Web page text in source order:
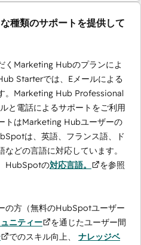
種類のサポートを提供して
くMarketing Hubのプランによ
Starterでは、Eメールによる
。Marketing Hub Professional
と電話によるサポートをご利用
トはMarketing Hubユーザーの
は、英語、フランス語、ド
どの言語に対応しています。
HubSpotの対応言語。
を参照
の方（無料のHubSpotユーザー
ニティー
を通じたユーザー間
でのスキル向上、 ナレッジベ